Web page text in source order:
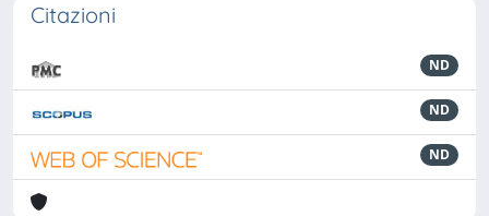
Citazioni
ND
ND
ND